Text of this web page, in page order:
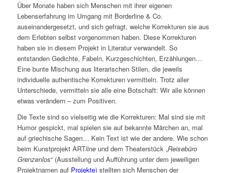
Über Monate haben sich Menschen mit ihrer eigenen
Lebenserfahrung im Umgang mit Borderline & Co.
auseinandergesetzt, und sich gefragt, welche Korrekturen sie aus
dem Erlebten selbst vorgenommen haben. Diese Korrekturen
haben sie in diesem Projekt in Literatur verwandelt. So
entstanden Gedichte, Fabeln, Kurzgeschichten, Erzählungen…
Eine bunte Mischung aus literarischen Stilen, die jeweils
individuelle authentische Korrekturen vermitteln. Trotz aller
Unterschiede, vermitteln sie alle eine Botschaft: Wir alle können
etwas verändern – zum Positiven.
Die Texte sind so vielseitig wie die Korrekturen: Mal sind sie mit
Humor gespickt, mal spielen sie auf bekannte Märchen an, mal
auf griechische Sagen… Kein Text ist wie der andere. Wie schon
beim Kunstprojekt ARTlineund dem Theaterstück „Reisebüro
Grenzenlos“ (Ausstellung und Aufführung unter dem jeweiligen
Projektnamen auf Projekte) stellten sich Menschen der